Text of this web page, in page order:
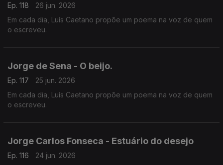
Ep. 118
26 jun. 2026
Em cada dia, Luís Caetano propõe um poema na voz de quem
o escreveu.
Jorge de Sena - O beijo.
Ep. 117
25 jun. 2026
Em cada dia, Luís Caetano propõe um poema na voz de quem
o escreveu.
Jorge Carlos Fonseca - Estuário do desejo
Ep. 116
24 jun. 2026